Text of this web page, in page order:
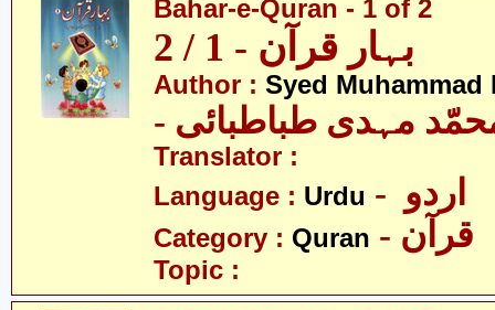
Bahar-e-Quran - 1 of 2
بہار قرآن - 1 / 2
Author : Syed Muhammad
مہدی طباطبائی
Translator :
Language : Urdu
Category : Quran - قرآن
Topic :